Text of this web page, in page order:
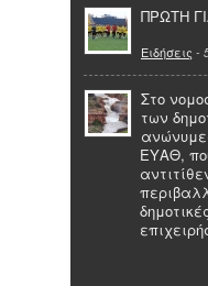
ΠΡΩΤΗ
Ειδήσεις -
Στο
των
ΕΥΑΘ,